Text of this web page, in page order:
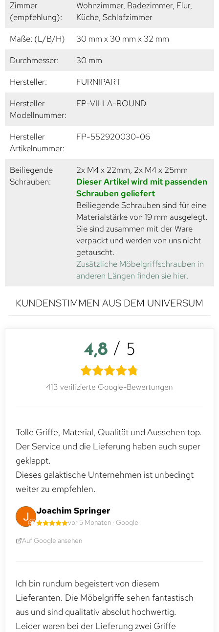
Zimmer
(empfehlung):
Wohnzimmer, Badezimmer, Flur,
Küche, Schlafzimmer
Maße: (L/B/H)
30 mm x 30 mm x 32 mm
Durchmesser:
30 mm
Hersteller:
FURNIPART
Hersteller
Modellnummer:
FP-VILLA-ROUND
Hersteller
Artikelnummer:
FP-552920030-06
Beiliegende
Schrauben:
2x M4 x 22mm, 2x M4 x 25mm
Dieser Artikel wird mit passenden
Schrauben geliefert
Beiliegende Schrauben sind für eine
Materialstärke von 19 mm ausgelegt.
Sie sind zusammen mit der Ware
verpackt und werden von uns nicht
getauscht.
Zusätzliche Möbelgriffschrauben in
anderen Längen finden sie hier.
KUNDENSTIMMEN AUS DEM UNIVERSUM
4,8 / 5
413 verifizierte Google-Bewertungen
Tolle Griffe, Material, Qualität und Aussehen top.
Der Service und die Lieferung haben auch super
geklappt.
Dieses galaktische Unternehmen ist unbedingt
weiter zu empfehlen.
Joachim Springer
vor 5 Monaten · Google
Auf Google ansehen
Ich bin rundum begeistert von diesem
Lieferanten. Die Möbelgriffe sehen fantastisch
aus und sind qualitativ absolut hochwertig.
Leider waren bei der Lieferung zwei Griffe